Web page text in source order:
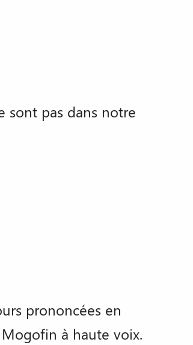
sont pas dans notre
prononcées en
à haute voix.